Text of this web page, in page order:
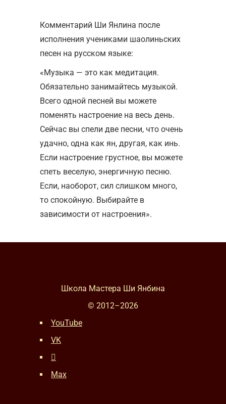
Комментарий Ши Янлина после
исполнения учениками шаолиньских
песен на русском языке:
«Музыка — это как медитация.
Обязательно занимайтесь музыкой.
Всего одной песней вы можете
поменять настроение на весь день.
Сейчас вы спели две песни, что очень
удачно, одна как ян, другая, как инь.
Если настроение грустное, вы можете
спеть веселую, энергичную песню.
Если, наоборот, сил слишком много,
то спокойную. Выбирайте в
зависимости от настроения».
Школа Мастера Ши Янбина
© 2012–2026
YouTube
VK
Max